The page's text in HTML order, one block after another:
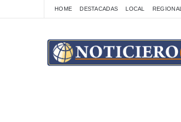
HOME DESTACADAS LOCAL REGIONAL